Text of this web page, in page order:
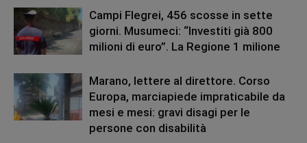
Campi Flegrei, 456 scosse in sette
giorni. Musumeci: “Investiti già 800
milioni di euro”. La Regione 1 milione
Marano, lettere al direttore. Corso
Europa, marciapiede impraticabile da
mesi e mesi: gravi disagi per le
persone con disabilità